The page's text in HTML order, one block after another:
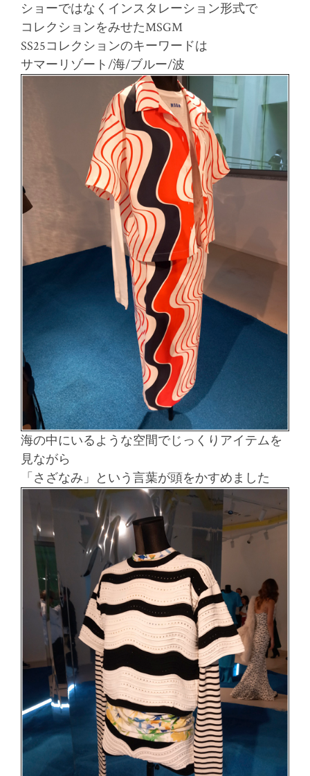
ショーではなくインスタレーション形式で
コレクションをみせたMSGM
SS25コレクションのキーワードは
サマーリゾート/海/ブルー/波
海の中にいるような空間でじっくりアイテムを
見ながら
「さざなみ」という言葉が頭をかすめました